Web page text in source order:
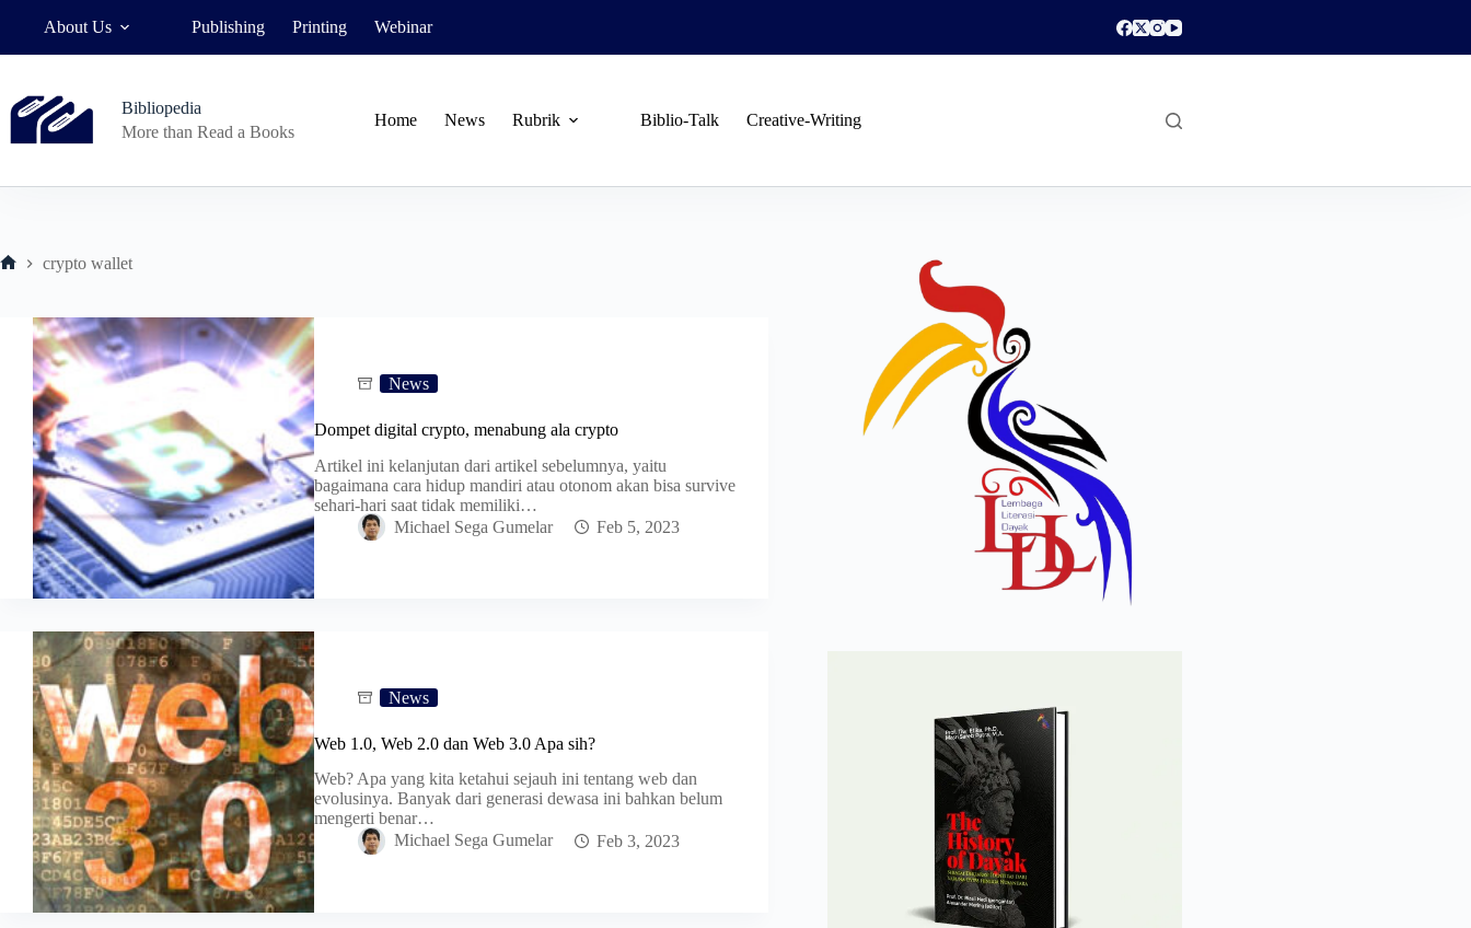
About Us Publishing Printing Webinar
Bibliopedia
More than Read a Books
Home News Rubrik Biblio-Talk Creative-Writing
crypto wallet
News
Dompet digital crypto, menabung ala crypto
Artikel ini kelanjutan dari artikel sebelumnya, yaitu
bagaimana cara hidup mandiri atau otonom akan bisa survive
sehari-hari saat tidak memiliki…
Michael Sega Gumelar
Feb 5, 2023
News
Web 1.0, Web 2.0 dan Web 3.0 Apa sih?
Web? Apa yang kita ketahui sejauh ini tentang web dan
evolusinya. Banyak dari generasi dewasa ini bahkan belum
mengerti benar…
Michael Sega Gumelar
Feb 3, 2023